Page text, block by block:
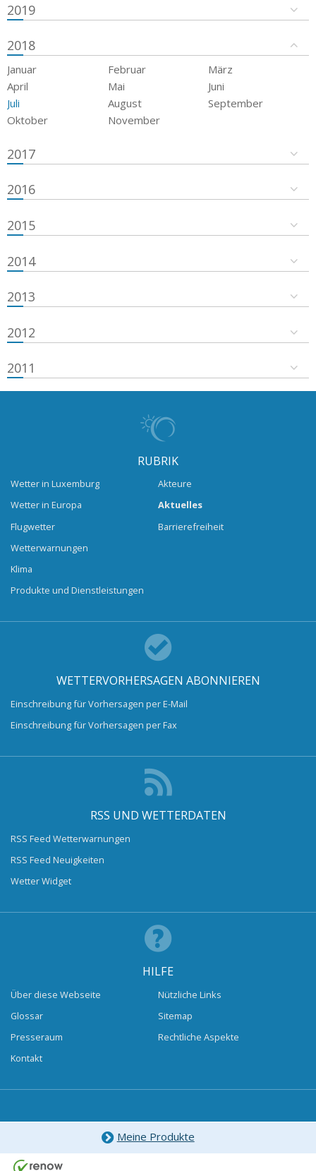
2019
2018
Januar Februar
März
April
Mai
Juni
Juli
August
September
Oktober
November
2017
2016
2015
2014
2013
2012
2011
RUBRIK
Wetter in Luxemburg
Wetter in Europa
Flugwetter
Wetterwarnungen
Klima
Produkte und Dienstleistungen
Akteure
Aktuelles
Barrierefreiheit
WETTERVORHERSAGEN ABONNIEREN
Einschreibung für Vorhersagen per E-Mail
Einschreibung für Vorhersagen per Fax
RSS UND WETTERDATEN
RSS Feed Wetterwarnungen
RSS Feed Neuigkeiten
Wetter Widget
HILFE
Über diese Webseite
Glossar
Presseraum
Kontakt
Nützliche Links
Sitemap
Rechtliche Aspekte
Meine Produkte